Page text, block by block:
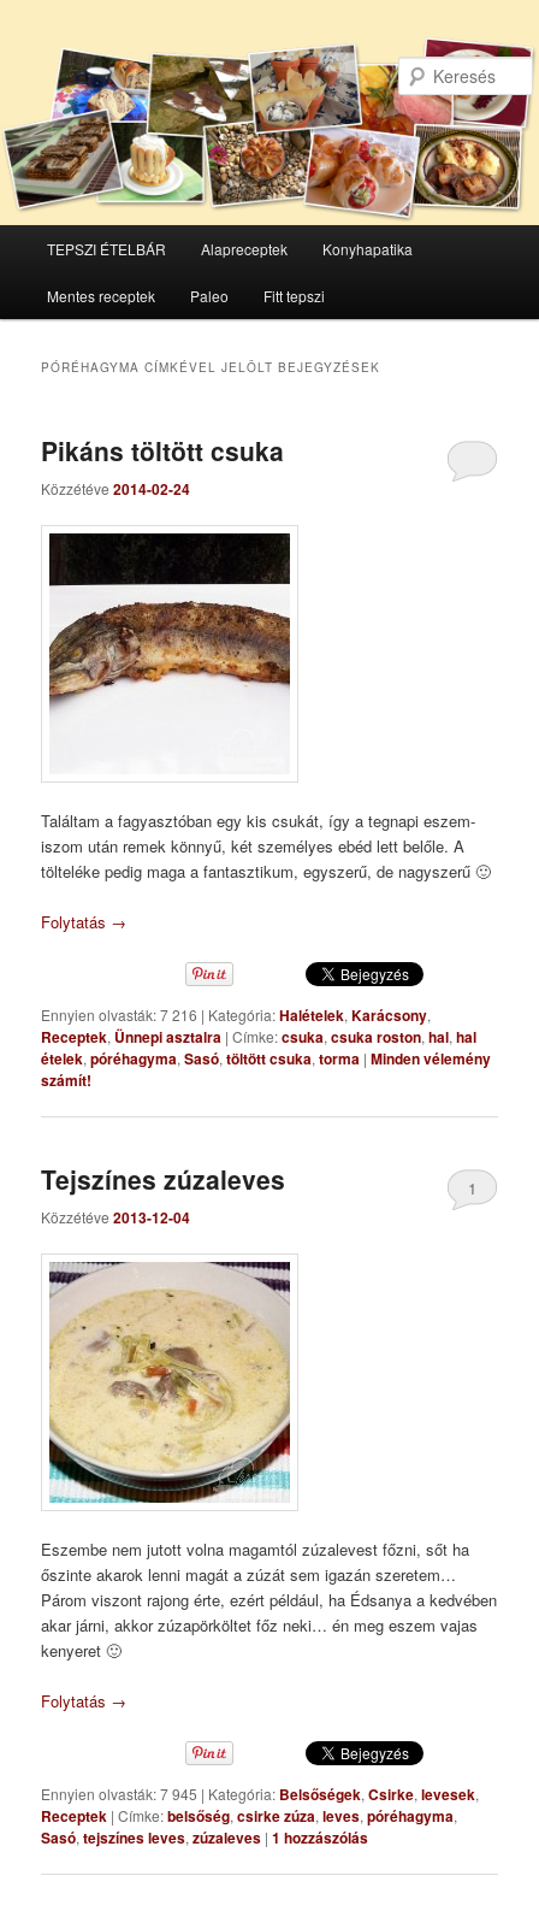
Tovább
az
elsődleges
Tovább
a
másodlagos
TEPSZI ÉTELBÁR Alapreceptek Konyhapatika
Mentes receptek Paleo Fitt tepszi
PÓRÉHAGYMA CÍMKÉVEL JELÖLT BEJEGYZÉSEK
Pikáns töltött csuka
Közzétéve2014-02-24
Találtam a fagyasztóban egy kis csukát, így a tegnapi eszem-
iszom után remek könnyű, két személyes ebéd lett belőle. A
tölteléke pedig maga a fantasztikum, egyszerű, de nagyszerű 🙂
Folytatás →
Ennyien olvasták: 7 216 | Kategória:Halételek,Karácsony,
Receptek, Ünnepi asztalra |Címke:csuka,csuka roston,hal,hal
ételek,póréhagyma,Sasó,töltött csuka,torma |Minden vélemény
számít!
Tejszínes zúzaleves
Közzétéve2013-12-04
1
Eszembe nem jutott volna magamtól zúzalevest főzni, sőt ha
őszinte akarok lenni magát a zúzát sem igazán szeretem…
Párom viszont rajong érte, ezért például, ha Édsanya a kedvében
akar járni, akkor zúzapörköltet főz neki… én meg eszem vajas
kenyeret 🙂
Folytatás →
Ennyien olvasták: 7 945 | Kategória: Belsőségek,Csirke,levesek,
Receptek |Címke:belsőség,csirke zúza,leves,póréhagyma,
Sasó,tejszínes leves,zúzaleves |1 hozzászólás